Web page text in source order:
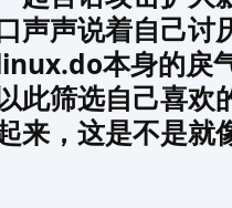
声声说着自己讨
本身的戾
此筛选自己喜欢
来，这是不是就